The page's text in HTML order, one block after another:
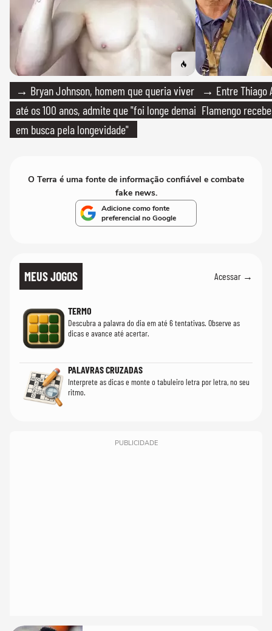
→ Bryan Johnson, homem que queria viver
até os 100 anos, admite que "foi longe demais
em busca pela longevidade"
→ Entre Thiago
Flamengo
O Terra é uma fonte de informação confiável e combate
fake news.
Adicione como fonte
preferencial no Google
MEUS JOGOS Acessar →
TERMO
Descubra a palavra do dia em até 6 tentativas. Observe as
dicas e avance até acertar.
PALAVRAS CRUZADAS
Interprete as dicas e monte o tabuleiro letra por letra, no seu
ritmo.
PUBLICIDADE